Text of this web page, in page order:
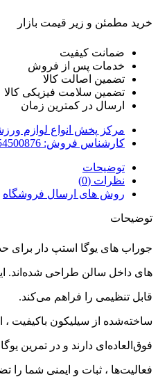
خرید مطمئن و زیر قیمت بازار
ضمانت کیفیت
خدمات پس از فروش
تضمین اصالت کالا
تضمین سلامت فیزیکی کالا
ارسال در کمترین زمان
مرکز پخش انواع لوازم
کارشناس فروش: 09054500876
توضیحات
نظرات (0)
روش های ارسال فروشگاه
توضیحات
جوراب‌ های یوگا استپ دار برای
های داخل سالن طراحی شده‌اند.
قابل تنظیمی را فراهم می‌کند.
ساخته‌شده از سیلیکون
فوق‌العاده‌ای دارند و در تمرین
فعالیت‌ها ، ثبات و ایمنی شما را